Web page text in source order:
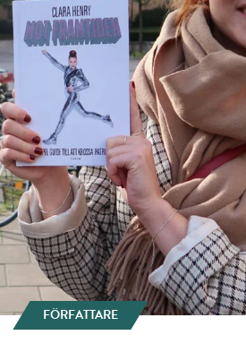
FÖRFATTARE